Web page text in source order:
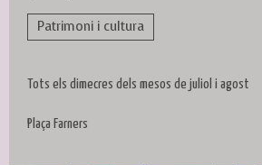
Patrimoni i cultura
Tots els dimecres dels mesos de juliol i agost
Plaça Farners